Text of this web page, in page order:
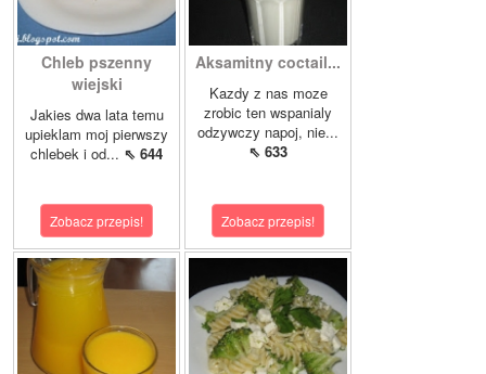
Chleb pszenny
wiejski
Jakies dwa lata temu
upieklam moj pierwszy
chlebek i od... ⇖ 644
Zobacz przepis!
Aksamitny coctail...
Kazdy z nas moze
zrobic ten wspanialy
odzywczy napoj, nie...
⇖ 633
Zobacz przepis!